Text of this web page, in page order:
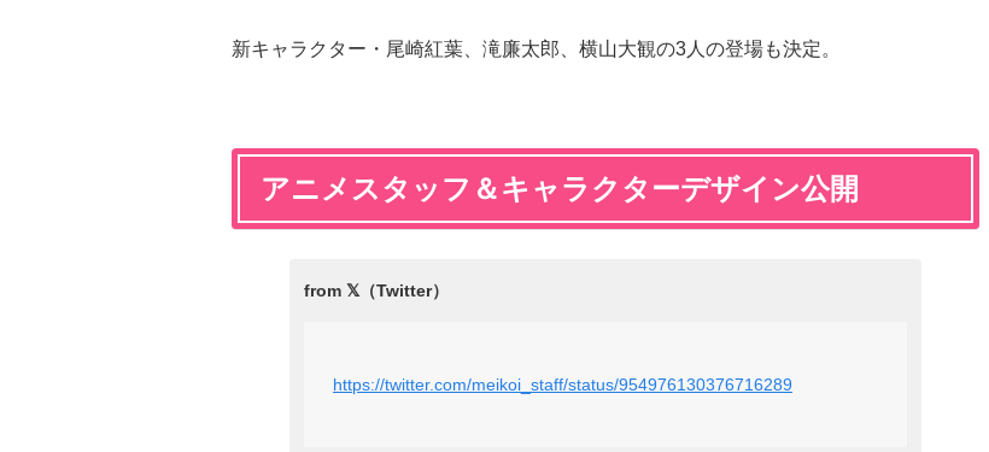
新キャラクター・尾崎紅葉、滝廉太郎、横山大観の3人の登場も決定。
アニメスタッフ＆キャラクターデザイン公開
https://twitter.com/meikoi_staff/status/954976130376716289